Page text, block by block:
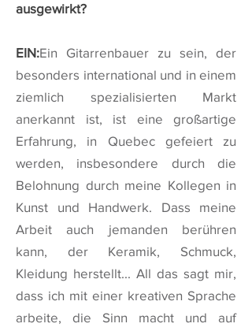
ausgewirkt?
EIN:Ein Gitarrenbauer zu sein, der
besonders international und in einem
ziemlich spezialisierten Markt
anerkannt ist, ist eine großartige
Erfahrung, in Quebec gefeiert zu
werden, insbesondere durch die
Belohnung durch meine Kollegen in
Kunst und Handwerk. Dass meine
Arbeit auch jemanden berühren
kann, der Keramik, Schmuck,
Kleidung herstellt... All das sagt mir,
dass ich mit einer kreativen Sprache
arbeite, die Sinn macht und auf